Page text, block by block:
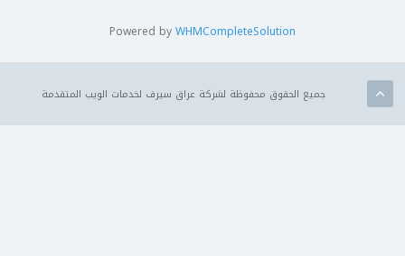
Powered byWHMCompleteSolution
جميع الحقوق محفوظة لشركة عراق سيرف لخدمات الويب المتقدمة